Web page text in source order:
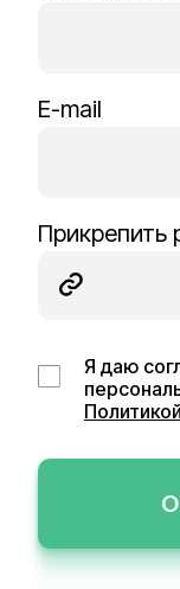
E-mail
Прикрепить
Я даю